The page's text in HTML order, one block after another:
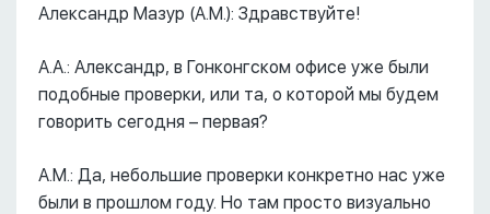
Александр Мазур (А.М.): Здравствуйте!
А.А.: Александр, в Гонконгском офисе уже были
подобные проверки, или та, о которой мы будем
говорить сегодня – первая?
А.М.: Да, небольшие проверки конкретно нас уже
были в прошлом году. Но там просто визуально